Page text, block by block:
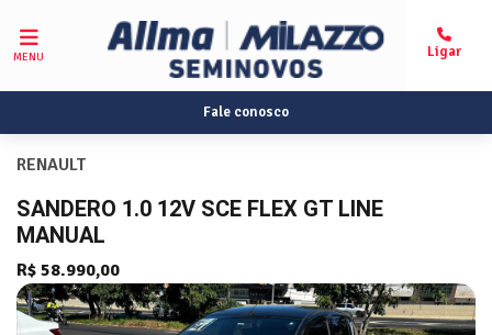
MENU
Fale conosco
RENAULT
SANDERO 1.0 12V SCE FLEX GT LINE
MANUAL
R$ 58.990,00